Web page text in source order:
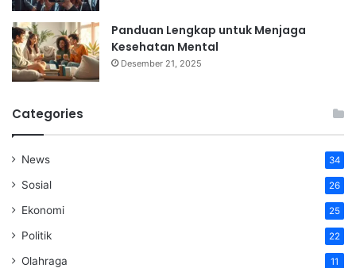
Panduan Lengkap untuk Menjaga
Kesehatan Mental
Desember 21, 2025
Categories
News 34
Sosial 26
Ekonomi 25
Politik 22
Olahraga 11